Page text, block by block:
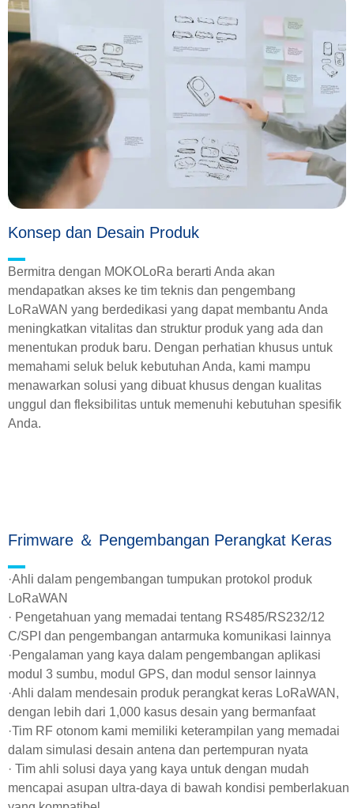
Konsep dan Desain Produk
Bermitra dengan MOKOLoRa berarti Anda akan
mendapatkan akses ke tim teknis dan pengembang
LoRaWAN yang berdedikasi yang dapat membantu Anda
meningkatkan vitalitas dan struktur produk yang ada dan
menentukan produk baru. Dengan perhatian khusus untuk
memahami seluk beluk kebutuhan Anda, kami mampu
menawarkan solusi yang dibuat khusus dengan kualitas
unggul dan fleksibilitas untuk memenuhi kebutuhan spesifik
Anda.
Frimware ＆ Pengembangan Perangkat Keras
·Ahli dalam pengembangan tumpukan protokol produk
LoRaWAN
· Pengetahuan yang memadai tentang RS485/RS232/12
C/SPI dan pengembangan antarmuka komunikasi lainnya
·Pengalaman yang kaya dalam pengembangan aplikasi
modul 3 sumbu, modul GPS, dan modul sensor lainnya
·Ahli dalam mendesain produk perangkat keras LoRaWAN,
dengan lebih dari 1,000 kasus desain yang bermanfaat
·Tim RF otonom kami memiliki keterampilan yang memadai
dalam simulasi desain antena dan pertempuran nyata
· Tim ahli solusi daya yang kaya untuk dengan mudah
mencapai asupan ultra-daya di bawah kondisi pemberlakuan